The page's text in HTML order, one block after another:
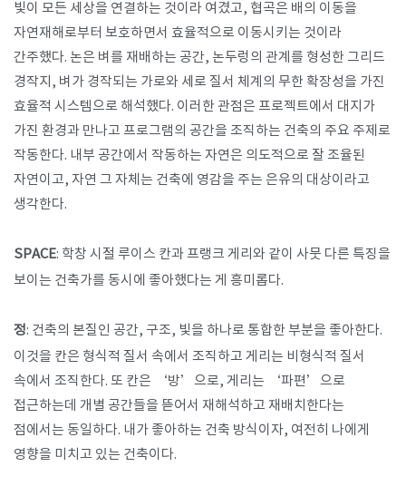
빛이 모든 세상을 연결하는 것이라 여겼고, 협곡은 배의 이동을
자연재해로부터 보호하면서 효율적으로 이동시키는 것이라
간주했다. 논은 벼를 재배하는 공간, 논두렁의 관계를 형성한 그리드
경작지, 벼가 경작되는 가로와 세로 질서 체계의 무한 확장성을 가진
효율적 시스템으로 해석했다. 이러한 관점은 프로젝트에서 대지가
가진 환경과 만나고 프로그램의 공간을 조직하는 건축의 주요 주제로
작동한다. 내부 공간에서 작동하는 자연은 의도적으로 잘 조율된
자연이고, 자연 그 자체는 건축에 영감을 주는 은유의 대상이라고
생각한다.
SPACE: 학창 시절 루이스 칸과 프랭크 게리와 같이 사뭇 다른 특징을
보이는 건축가를 동시에 좋아했다는 게 흥미롭다.
정: 건축의 본질인 공간, 구조, 빛을 하나로 통합한 부분을 좋아한다.
이것을 칸은 형식적 질서 속에서 조직하고 게리는 비형식적 질서
속에서 조직한다. 또 칸은 ‘방’으로, 게리는 ‘파편’으로
접근하는데 개별 공간들을 뜯어서 재해석하고 재배치한다는
점에서는 동일하다. 내가 좋아하는 건축 방식이자, 여전히 나에게
영향을 미치고 있는 건축이다.